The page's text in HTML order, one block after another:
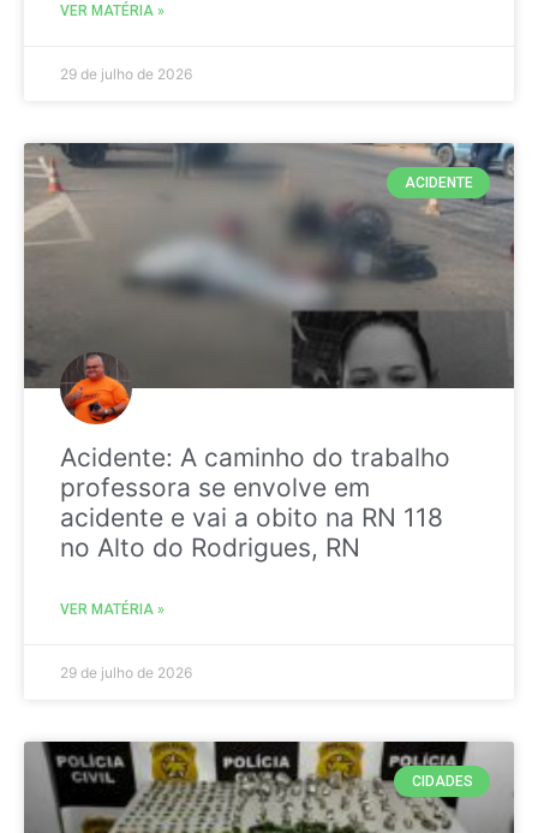
VER MATÉRIA »
29 de julho de 2026
ACIDENTE
Acidente: A caminho do trabalho
professora se envolve em
acidente e vai a obito na RN 118
no Alto do Rodrigues, RN
VER MATÉRIA »
29 de julho de 2026
CIDADES